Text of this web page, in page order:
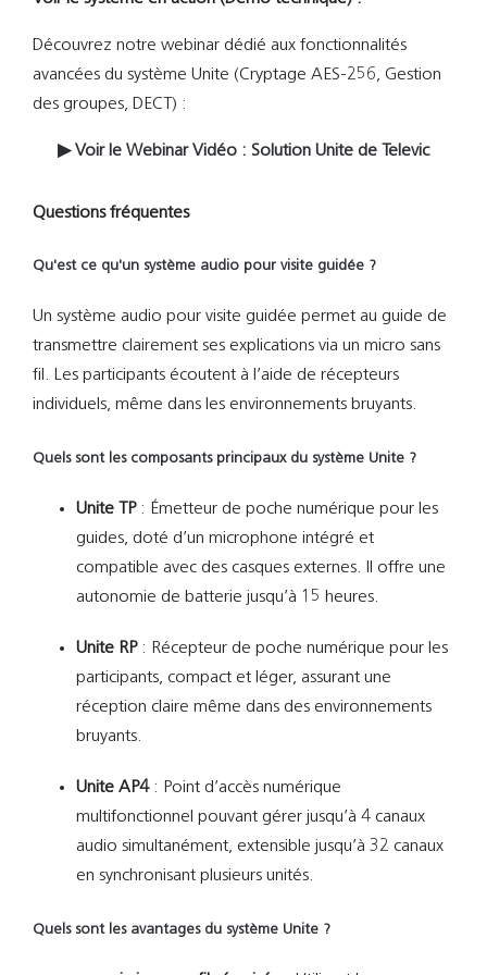
Découvrez notre webinar dédié aux fonctionnalités
avancées du système Unite (Cryptage AES-256, Gestion
des groupes, DECT) :
▶ Voir le Webinar Vidéo : Solution Unite de Televic
Questions fréquentes
Qu'est ce qu'un système audio pour visite guidée ?
Un système audio pour visite guidée permet au guide de
transmettre clairement ses explications via un micro sans
fil. Les participants écoutent à l’aide de récepteurs
individuels, même dans les environnements bruyants.
Quels sont les composants principaux du système Unite ?
Unite TP: Émetteur de poche numérique pour les
guides, doté d’un microphone intégré et
compatible avec des casques externes. Il offre une
autonomie de batterie jusqu’à 15 heures.
Unite RP: Récepteur de poche numérique pour les
participants, compact et léger, assurant une
réception claire même dans des environnements
bruyants.
Unite AP4: Point d’accès numérique
multifonctionnel pouvant gérer jusqu’à 4 canaux
audio simultanément, extensible jusqu’à 32 canaux
en synchronisant plusieurs unités.
Quels sont les avantages du système Unite ?